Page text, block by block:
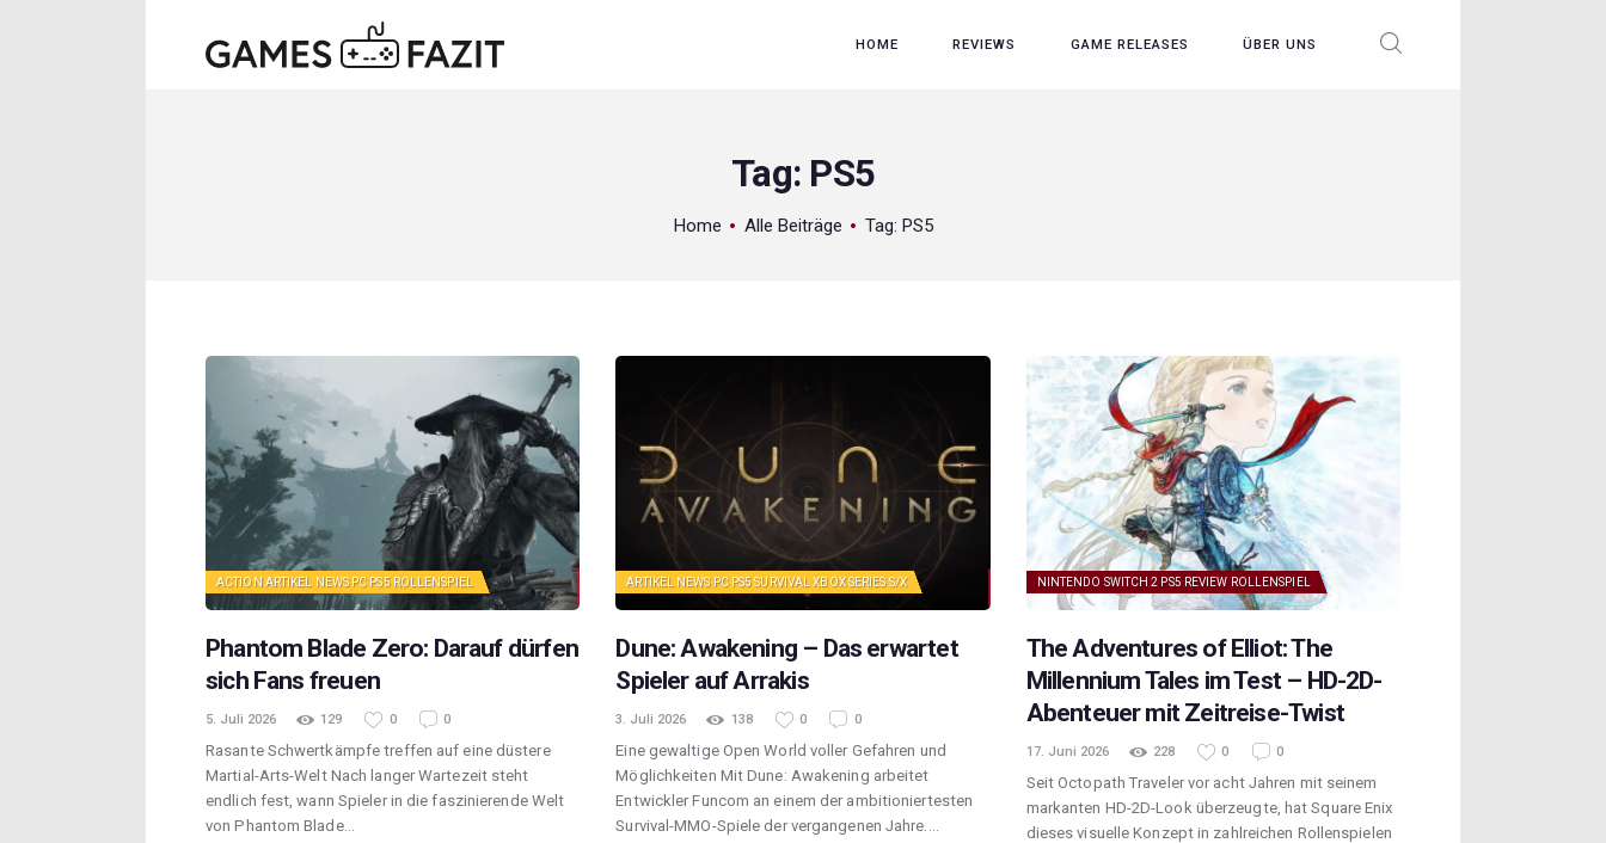
HOME REVIEWS GAME RELEASES ÜBER UNS
Tag: PS5
Home Alle Beiträge Tag: PS5
ACTION ARTIKEL NEWS PC PS5 ROLLENSPIEL
Phantom Blade Zero: Darauf dürfen
sich Fans freuen
5. Juli 2026 129 0 0
Rasante Schwertkämpfe treffen auf eine düstere
Martial-Arts-Welt Nach langer Wartezeit steht
endlich fest, wann Spieler in die faszinierende Welt
von Phantom Blade…
ARTIKEL NEWS PC PS5 SURVIVAL XBOX SERIES S/X
Dune: Awakening – Das erwartet
Spieler auf Arrakis
3. Juli 2026 138 0 0
Eine gewaltige Open World voller Gefahren und
Möglichkeiten Mit Dune: Awakening arbeitet
Entwickler Funcom an einem der ambitioniertesten
Survival-MMO-Spiele der vergangenen Jahre.…
NINTENDO SWITCH 2 PS5 REVIEW ROLLENSPIEL
The Adventures of Elliot: The
Millennium Tales im Test – HD-2D-
Abenteuer mit Zeitreise-Twist
17. Juni 2026 228 0 0
Seit Octopath Traveler vor acht Jahren mit seinem
markanten HD-2D-Look überzeugte, hat Square Enix
dieses visuelle Konzept in zahlreichen Rollenspielen